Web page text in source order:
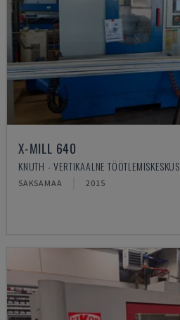
X-MILL 640
KNUTH - VERTIKAALNE TÖÖTLEMISKESKUS
SAKSAMAA 2015